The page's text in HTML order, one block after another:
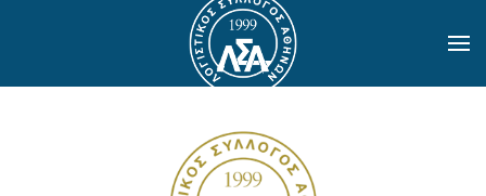
Skip to main content